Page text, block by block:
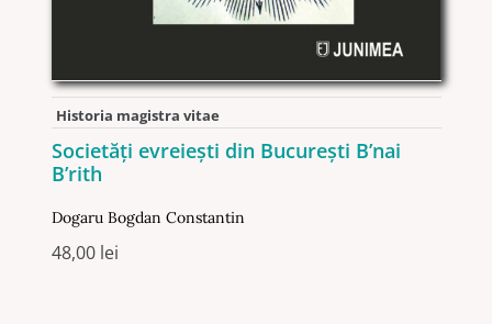
Historia magistra vitae
Societăţi evreieşti din Bucureşti B’nai
B’rith
Dogaru Bogdan Constantin
48,00 lei